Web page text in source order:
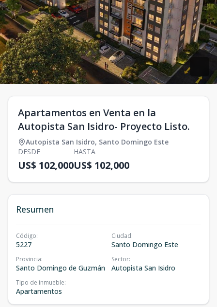
Apartamentos en Venta en la
Autopista San Isidro- Proyecto Listo.
Autopista San Isidro, Santo Domingo Este
DESDE
US$ 102,000
HASTA
US$ 102,000
Resumen
Código:
5227
Ciudad:
Santo Domingo Este
Provincia:
Santo Domingo de Guzmán
Sector:
Autopista San Isidro
Tipo de inmueble:
Apartamentos